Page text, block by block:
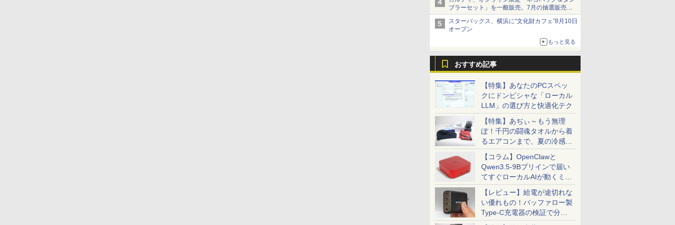
ブラーセット」を一般販売。7月の抽選販売の
当選無効分
スターバックス、横浜に“文化財カフェ”8月10日
オープン
もっと見る
おすすめ記事
【特集】あなたのPCスペッ
クにドンピシャな「ローカル
LLM」の選び方と快適化テク
【特集】あぢぃ～もう無理
ぽ！千円の闘魂タオルから着
るエアコンまで、夏の冷感グ
ッズ一挙紹介
【コラム】OpenClawと
Qwen3.5-9Bプリインで届い
てすぐローカルAIが動くミニ
PC「SER9 Pro」
【レビュー】給電が途切れな
い優れもの！バッファロー製
Type-C充電器の検証で分か
ったこと